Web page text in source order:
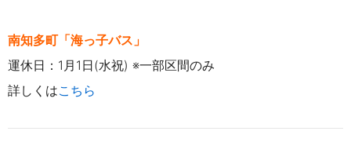
南知多町「海っ子バス」
運休日：1月1日(水祝) ※一部区間のみ
詳しくはこちら